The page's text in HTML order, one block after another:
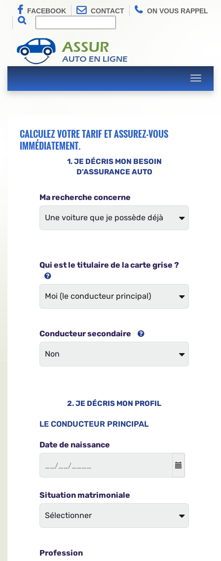
FACEBOOK CONTACT ON VOUS RAPPEL
Toggle
CALCULEZ VOTRE TARIF ET ASSUREZ-VOUS
IMMÉDIATEMENT.